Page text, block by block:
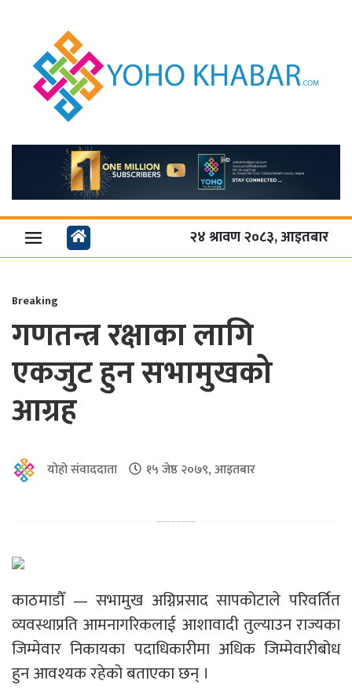
२४ श्रावण २०८३, आइतबार
Breaking
गणतन्त्र रक्षाका लागि
एकजुट हुन सभामुखको
आग्रह
योहो संवाददाता १५ जेष्ठ २०७९, आइतबार
काठमाडौँ — सभामुख अग्निप्रसाद सापकोटाले परिवर्तित
व्यवस्थाप्रति आमनागरिकलाई आशावादी तुल्याउन राज्यका
जिम्मेवार निकायका पदाधिकारीमा अधिक जिम्मेवारीबोध
हुन आवश्यक रहेको बताएका छन् ।